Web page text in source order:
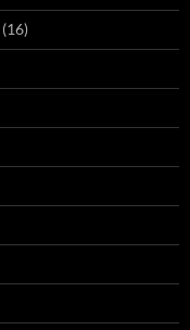
(16)